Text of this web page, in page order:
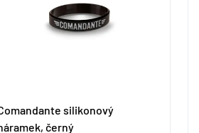
silikonový
černý